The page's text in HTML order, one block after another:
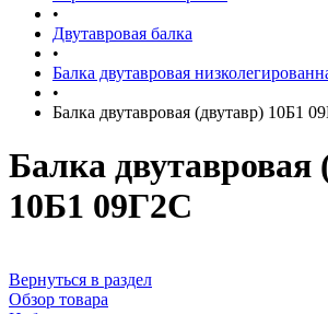
•
Двутавровая балка
•
Балка двутавровая
•
Балка двутавровая (двутавр) 10Б1
Балка двутавровая
10Б1 09Г2С
Вернуться в раздел
Обзор товара